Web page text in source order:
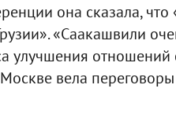
она сказала,
«Саакашвили
улучшения отношений
вела